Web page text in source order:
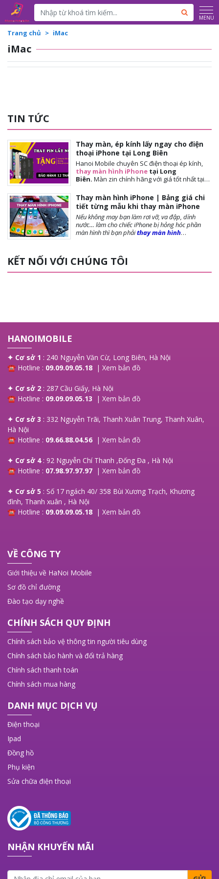
Powered by Translate MENU
Trang chủ iMac
iMac
TIN TỨC
Thay màn, ép kính lấy ngay cho điện
thoại iPhone tại Long Biên
Hanoi Mobile chuyên SC điện thoại ép kính,
thay màn hình iPhone tại Long
Biên. Màn zin chính hãng với giá tốt nhất tại
15 phút. Chế độ bảo hành tốt nhất tới khách
hàng. Tặng cường lực full màn, tặng ốp lưng,
miễn phí vệ sinh máy.
Thay màn hình iPhone | Bảng giá chi
tiết từng mẫu khi thay màn iPhone
Nếu không may bạn làm rơi vỡ, va đập, dính
nước… làm cho chiếc iPhone bị hỏng hóc phần
màn hình thì bạn phảithay màn hình
đây,Hanoi Mobile
lưu ý trước khi thay màn, các loại màn phổ biến và
giá thay màn hình là bao nhiêu?, mời bạn tham
KẾT NỐI VỚI CHÚNG TÔI
HANOIMOBILE
✦ Cơ sở 1 : 240 Nguyễn Văn Cừ, Long Biên, Hà Nội
☎ Hotline : 09.09.09.05.18 | Xem bản đồ
✦ Cơ sở 2 : 287 Cầu Giấy, Hà Nội
☎ Hotline : 09.09.09.05.13 | Xem bản đồ
✦ Cơ sở 3 : 332 Nguyễn Trãi, Thanh Xuân Trung, Thanh Xuân,
Hà Nội
☎ Hotline : 09.66.88.04.56 | Xem bản đồ
✦ Cơ sở 4: 92 Nguyễn Chí Thanh ,Đống Đa , Hà Nội
☎ Hotline : 07.98.97.97.97 | Xem bản đồ
✦ Cơ sở 5 : Số 17 ngách 40/ 358 Bùi Xương Trạch, Khương
đình, Thanh xuân , Hà Nội
☎ Hotline : 09.09.09.05.18 | Xem bản đồ
VỀ CÔNG TY
Giới thiệu về HaNoi Mobile
Sơ đồ chỉ đường
Đào tạo dạy nghề
CHÍNH SÁCH QUY ĐỊNH
Chính sách bảo vệ thông tin người tiêu dùng
Chính sách bảo hành và đổi trả hàng
Chính sách thanh toán
Chính sách mua hàng
DANH MỤC DỊCH VỤ
Điện thoại
Ipad
Đồng hồ
Phụ kiện
Sửa chữa điện thoại
NHẬN KHUYẾN MÃI